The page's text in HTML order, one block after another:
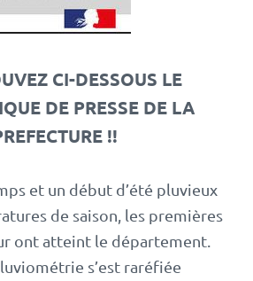
CI-DESSOUS LE
DE PRESSE DE LA
!!
et un début d’été pluvieux
de saison, les premières
ont atteint le département.
s’est raréfiée